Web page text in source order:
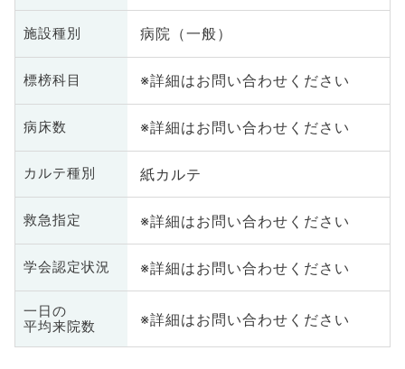
施設種別 病院（一般）
標榜科目 ※詳細はお問い合わせください
病床数 ※詳細はお問い合わせください
カルテ種別 紙カルテ
救急指定 ※詳細はお問い合わせください
学会認定状況 ※詳細はお問い合わせください
一日の
平均来院数
※詳細はお問い合わせください